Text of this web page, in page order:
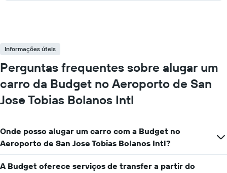
Informações úteis
Perguntas frequentes sobre alugar um
carro da Budget no Aeroporto de San
Jose Tobias Bolanos Intl
Onde posso alugar um carro com a Budget no
Aeroporto de San Jose Tobias Bolanos Intl?
A Budget oferece serviços de transfer a partir do